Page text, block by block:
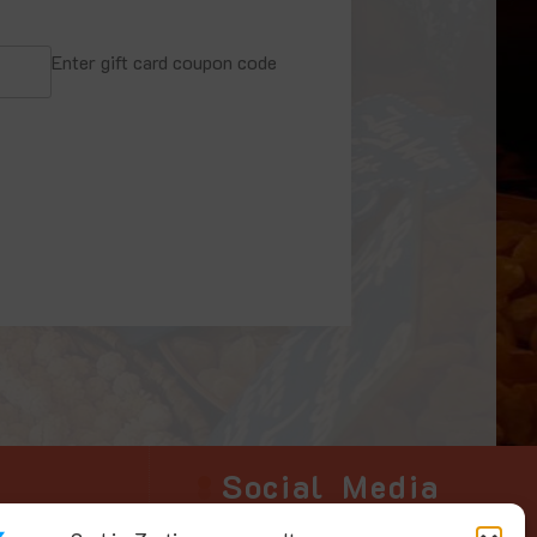
Enter gift card coupon code
Social Media